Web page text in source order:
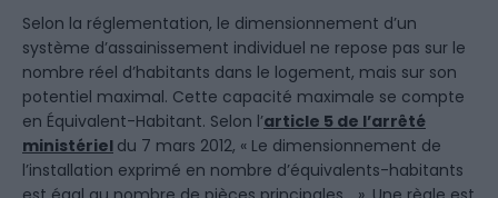
Selon la réglementation, le dimensionnement d’un
système d’assainissement individuel ne repose pas sur le
nombre réel d’habitants dans le logement, mais sur son
potentiel maximal. Cette capacité maximale se compte
en Équivalent-Habitant. Selon l’article 5 de l’arrêté
ministériel du 7 mars 2012, « Le dimensionnement de
l’installation exprimé en nombre d’équivalents-habitants